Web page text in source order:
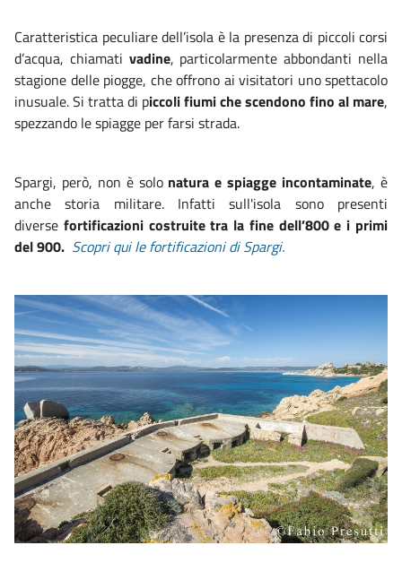
Caratteristica peculiare dell’isola è la presenza di piccoli corsi
d’acqua, chiamati vadine, particolarmente abbondanti nella
stagione delle piogge, che offrono ai visitatori uno spettacolo
inusuale. Si tratta di piccoli fiumi che scendono fino al mare,
spezzando le spiagge per farsi strada.
Spargi, però, non è solonatura e spiagge incontaminate, è
anche storia militare. Infatti sull'isola sono presenti
diverse fortificazioni costruite tra la fine dell’800 e i primi
del 900. Scopri qui le fortificazioni di Spargi.